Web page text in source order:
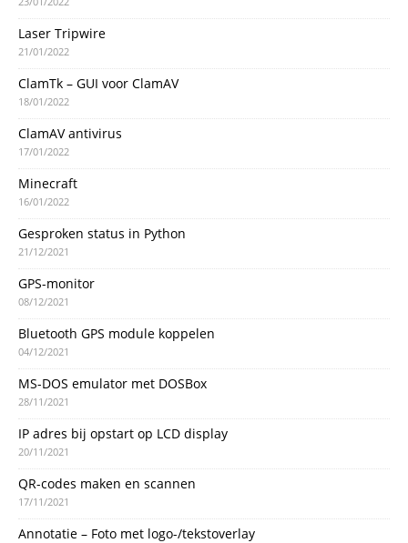
Laser Tripwire
21/01/2022
ClamTk – GUI voor ClamAV
18/01/2022
ClamAV antivirus
17/01/2022
Minecraft
16/01/2022
Gesproken status in Python
21/12/2021
GPS-monitor
08/12/2021
Bluetooth GPS module koppelen
04/12/2021
MS-DOS emulator met DOSBox
28/11/2021
IP adres bij opstart op LCD display
20/11/2021
QR-codes maken en scannen
17/11/2021
Annotatie – Foto met logo-/tekstoverlay